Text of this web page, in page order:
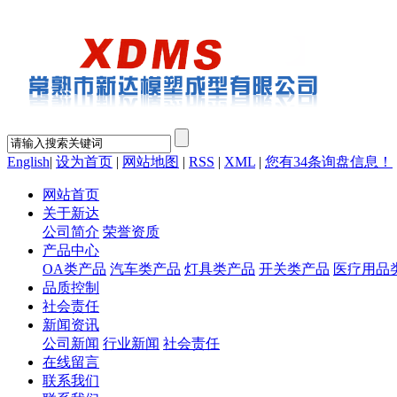
English| 设为首页 | 网站地图 | RSS | XML | 您有34条询盘信息！
网站首页
关于新达
公司简介 荣誉资质
产品中心
OA类产品 汽车类产品 灯具类产品 开关类产品 医疗用品
品质控制
社会责任
新闻资讯
公司新闻 行业新闻 社会责任
在线留言
联系我们